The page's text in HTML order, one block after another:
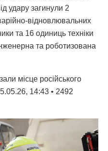
удару загинули 2
відновлювальних
та 16 одиниць техніки
та роботизована
місце російського
14:43 • 2492